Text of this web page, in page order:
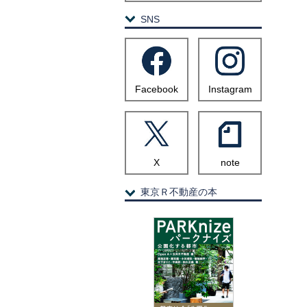
SNS
Facebook Instagram
X note
東京Ｒ不動産の本